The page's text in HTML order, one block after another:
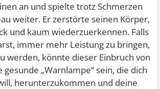
an und spielte trotz Schmerzen
weiter. Er zerstörte seinen Körper,
und kaum wiederzuerkennen. Falls
immer mehr Leistung zu bringen,
werden, könnte dieser Einbruch von
„Warnlampe“ sein, die dich
herunterzukommen und deine